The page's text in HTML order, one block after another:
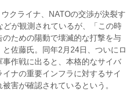
クライナ、NATOの交渉が決裂す
どが観測されているが、「この時
のための陽動で壊滅的な打撃を与
佐藤氏。同年2月24日、ついにロ
事作戦に出ると、本格的なサイバ
ナの重要インフラに対するサイ
害が確認されているという。